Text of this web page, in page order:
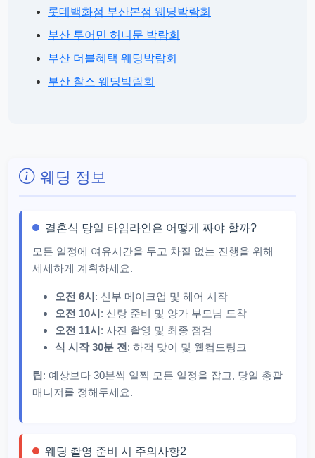
롯데백화점 부산본점 웨딩박람회
부산 투어민 허니문 박람회
부산 더블혜택 웨딩박람회
부산 찰스 웨딩박람회
웨딩 정보
결혼식 당일 타임라인은 어떻게 짜야 할까?
모든 일정에 여유시간을 두고 차질 없는 진행을 위해
세세하게 계획하세요.
오전 6시: 신부 메이크업 및 헤어 시작
오전 10시: 신랑 준비 및 양가 부모님 도착
오전 11시: 사진 촬영 및 최종 점검
식 시작 30분 전 : 하객 맞이 및 웰컴드링크
팁 : 예상보다 30분씩 일찍 모든 일정을 잡고, 당일 총괄
매니저를 정해두세요.
웨딩 촬영 준비 시 주의사항2